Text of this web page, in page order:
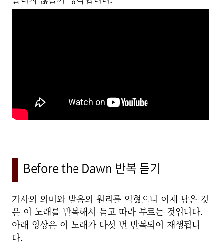
Before the Dawn 반복 듣기
가사의 의미와 발음의 원리를 익혔으니 이제 남은 것
은 이 노래를 반복해서 듣고 따라 부르는 것입니다.
아래 영상은 이 노래가 다섯 번 반복되어 재생됩니
다.